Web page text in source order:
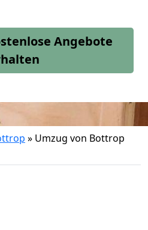
Angebote
» Umzug von Bottrop